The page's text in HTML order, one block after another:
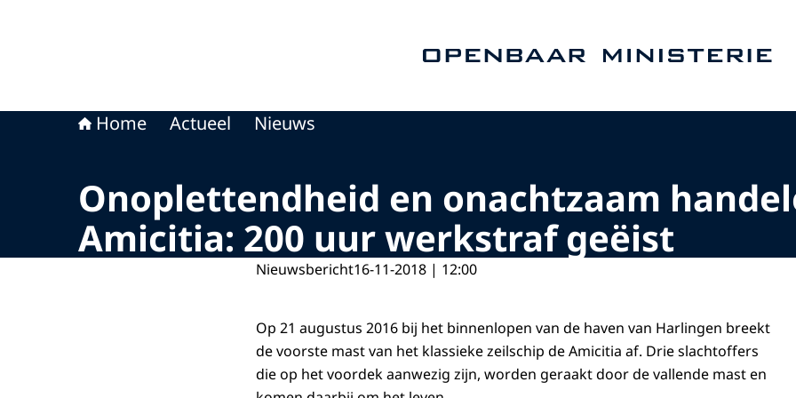
Home Actueel Nieuws
Onoplettendheid en onachtzaam
Amicitia: 200 uur werkstraf geëist
Nieuwsbericht16-11-2018 | 12:00
Op 21 augustus 2016 bij het binnenlopen van de haven van Harlingen breekt
de voorste mast van het klassieke zeilschip de Amicitia af. Drie slachtoffers
die op het voordek aanwezig zijn, worden geraakt door de vallende mast en